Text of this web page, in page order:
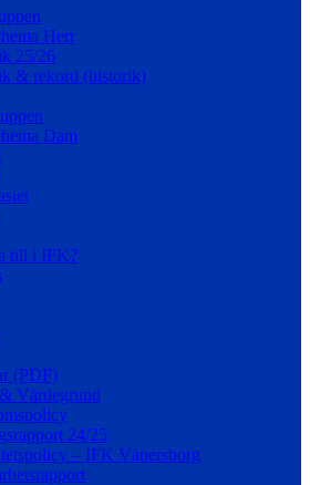
Herr
25/26
& rekord (historik)
Dam
till i IFK?
(PDF)
Värdegrund
24/25
– IFK Vänersborg